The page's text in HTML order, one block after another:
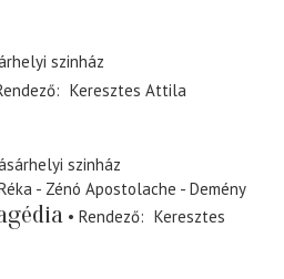
szinház
Keresztes Attila
szinház
- Zénó Apostolache - Demény
Rendező
Keresztes